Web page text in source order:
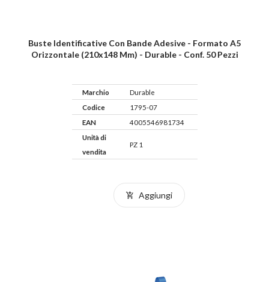
Buste Identificative Con Bande Adesive - Formato A5
Orizzontale (210x148 Mm) - Durable - Conf. 50 Pezzi
Marchio
Durable
Codice
1795-07
EAN
4005546981734
Unità di
vendita
PZ 1
Aggiungi